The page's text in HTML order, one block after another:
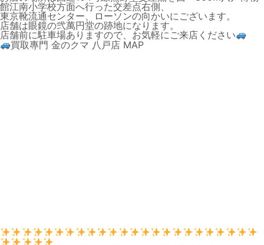
館江南小学校方面へ行った交差点右側、
東京靴流通センター、ローソンの向かいにございます。
店舗は眼鏡の弐萬円堂の跡地になります。
店舗前に駐車場ありますので、お気軽にご来店ください
買取專門 金のクマ 八戸店 MAP